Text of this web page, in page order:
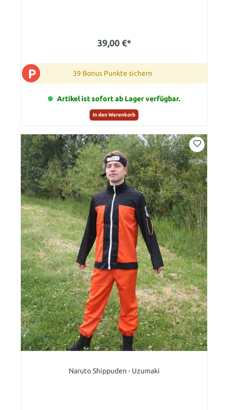
39,00 €*
P 39 Bonus Punkte sichern
Artikel ist sofort ab Lager verfügbar.
In den Warenkorb
Naruto Shippuden - Uzumaki